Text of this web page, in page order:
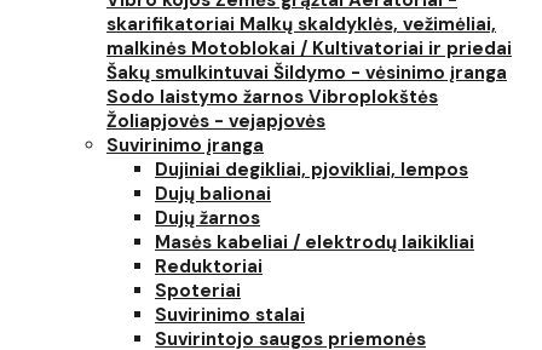
skarifikatoriai Malkų skaldyklės, vežimėliai,
malkinės Motoblokai / Kultivatoriai ir priedai
Šakų smulkintuvai Šildymo - vėsinimo įranga
Sodo laistymo žarnos Vibroplokštės
Žoliapjovės - vejapjovės
Suvirinimo įranga
Dujiniai degikliai, pjovikliai, lempos
Dujų balionai
Dujų žarnos
Masės kabeliai / elektrodų laikikliai
Reduktoriai
Spoteriai
Suvirinimo stalai
Suvirintojo saugos priemonės